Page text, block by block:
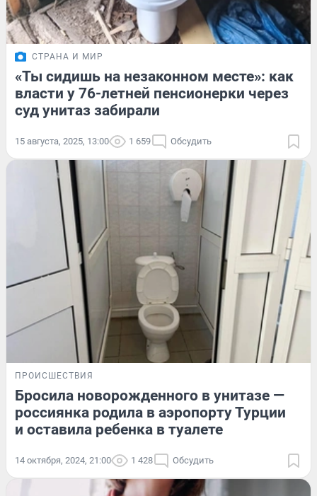
СТРАНА И МИР
«Ты сидишь на незаконном месте»: как
власти у 76-летней пенсионерки через
суд унитаз забирали
15 августа, 2025, 13:00 1 659 Обсудить
ПРОИСШЕСТВИЯ
Бросила новорожденного в унитазе —
россиянка родила в аэропорту Турции
и оставила ребенка в туалете
14 октября, 2024, 21:00 1 428 Обсудить